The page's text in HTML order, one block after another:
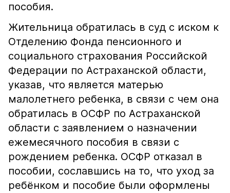
пособия.
Жительница обратилась в суд с иском к
Отделению Фонда пенсионного и
социального страхования Российской
Федерации по Астраханской области,
указав, что является матерью
малолетнего ребенка, в связи с чем она
обратилась в ОСФР по Астраханской
области с заявлением о назначении
ежемесячного пособия в связи с
рождением ребенка. ОСФР отказал в
пособии, сославшись на то, что уход за
ребёнком и пособие были оформлены